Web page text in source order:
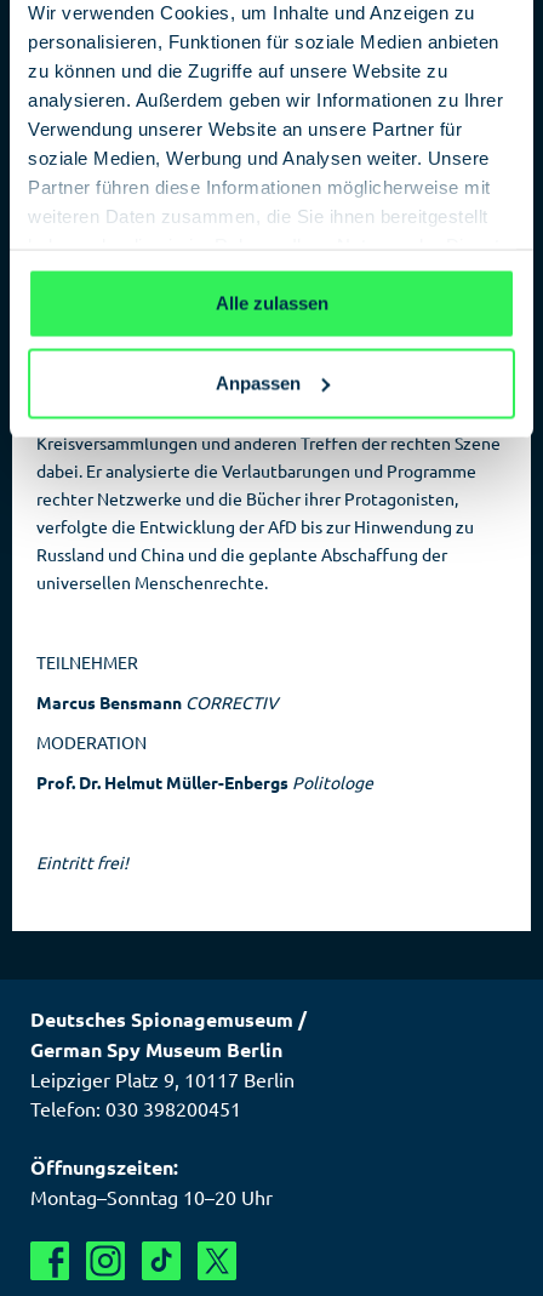
Wir verwenden Cookies, um Inhalte und Anzeigen zu
personalisieren, Funktionen für soziale Medien anbieten
zu können und die Zugriffe auf unsere Website zu
analysieren. Außerdem geben wir Informationen zu Ihrer
Verwendung unserer Website an unsere Partner für
soziale Medien, Werbung und Analysen weiter. Unsere
Partner führen diese Informationen möglicherweise mit
weiteren Daten zusammen, die Sie ihnen bereitgestellt
gesammelt haben.Datenschutzerklärung
Alle zulassen
Anpassen
Potsdam: Gerade erschien das Buch der Non-Profit-
Organisation CORRECTIV über die ganze Dimension der
Pläne der AfD. Von diesem Treffen sollte niemand erfahren:
Hochrangige AfD-Politiker, Neonazis und finanzstarke
Unternehmer kamen im November 2023 in einem Hotel bei
Potsdam zusammen. Sie planten nichts Geringeres als die
Vertreibung von Millionen von Menschen aus Deutschland.
des CORRECTIV-Netzwerks über die AfD. Anhand ihrer
Potsdamer Geheimtreffen bis zur geplanten Abschaffung von
Bensmann war über Jahre hinweg auf Parteitagen,
Kreisversammlungen und anderen Treffen der rechten Szene
dabei. Er analysierte die Verlautbarungen und Programme
rechter Netzwerke und die Bücher ihrer Protagonisten,
verfolgte die Entwicklung der AfD bis zur Hinwendung zu
Russland und China und die geplante Abschaffung der
universellen Menschenrechte.
TEILNEHMER
Marcus Bensmann CORRECTIV
MODERATION
Prof. Dr. Helmut Müller-Enbergs Politologe
Eintritt frei!
Deutsches Spionagemuseum /
German Spy Museum Berlin
Leipziger Platz 9, 10117 Berlin
Telefon: 030 398200451
Öffnungszeiten:
Montag–Sonntag 10–20 Uhr